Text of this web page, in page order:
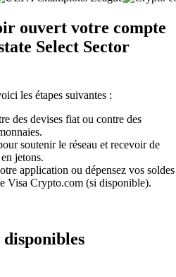
ouvert votre compte
Select Sector
les étapes suivantes :
des devises fiat ou contre des
soutenir le réseau et recevoir de
jetons.
application ou dépensez vos soldes
Visa Crypto.com (si disponible).